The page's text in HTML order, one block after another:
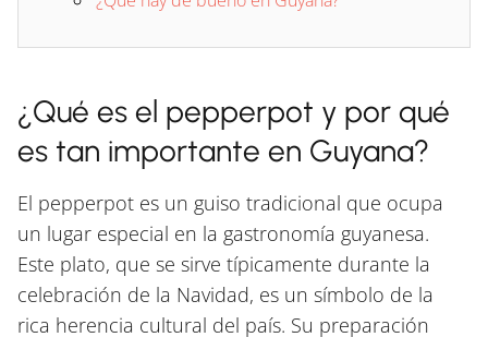
¿Qué es el pepperpot y por qué
es tan importante en Guyana?
El pepperpot es un guiso tradicional que ocupa
un lugar especial en la gastronomía guyanesa.
Este plato, que se sirve típicamente durante la
celebración de la Navidad, es un símbolo de la
rica herencia cultural del país. Su preparación